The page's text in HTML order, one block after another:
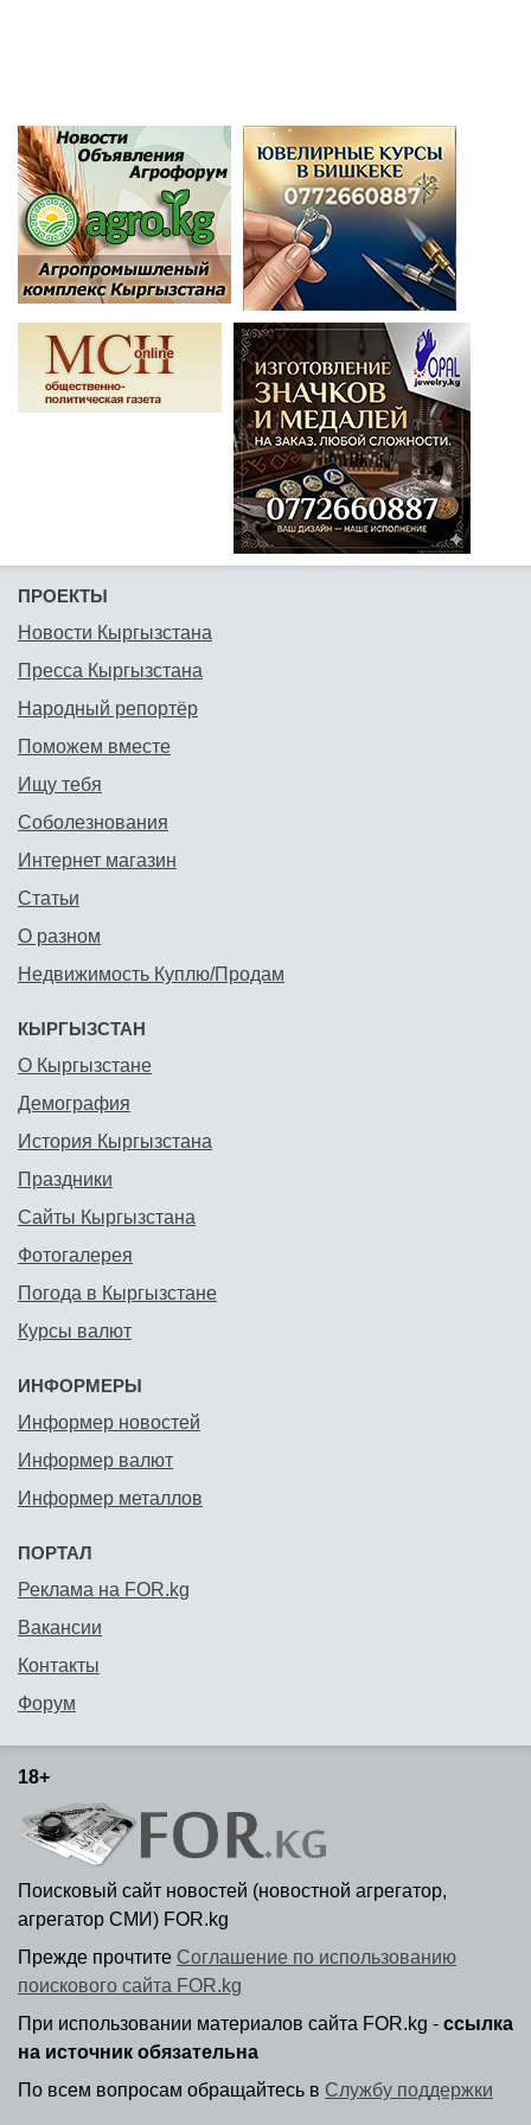
ПРОЕКТЫ
Новости Кыргызстана
Пресса Кыргызстана
Народный репортёр
Поможем вместе
Ищу тебя
Соболезнования
Интернет магазин
Статьи
О разном
Недвижимость Куплю/Продам
КЫРГЫЗСТАН
О Кыргызстане
Демография
История Кыргызстана
Праздники
Сайты Кыргызстана
Фотогалерея
Погода в Кыргызстане
Курсы валют
ИНФОРМЕРЫ
Информер новостей
Информер валют
Информер металлов
ПОРТАЛ
Реклама на FOR.kg
Вакансии
Контакты
Форум
18+
Поисковый сайт новостей (новостной агрегатор,
агрегатор СМИ) FOR.kg
Прежде прочтите Соглашение по использованию
поискового сайта FOR.kg
При использовании материалов сайта FOR.kg - ссылка
на источник обязательна
По всем вопросам обращайтесь в Службу поддержки